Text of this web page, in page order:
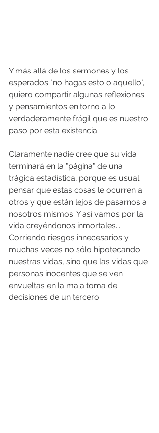
Y más allá de los sermones y los
esperados "no hagas esto o aquello",
quiero compartir algunas reflexiones
y pensamientos en torno a lo
verdaderamente frágil que es nuestro
paso por esta existencia.
Claramente nadie cree que su vida
terminará en la "página" de una
trágica estadística, porque es usual
pensar que estas cosas le ocurren a
otros y que están lejos de pasarnos a
nosotros mismos. Y así vamos por la
vida creyéndonos inmortales...
Corriendo riesgos innecesarios y
muchas veces no sólo hipotecando
nuestras vidas, sino que las vidas que
personas inocentes que se ven
envueltas en la mala toma de
decisiones de un tercero.